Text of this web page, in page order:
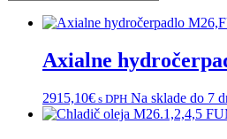
Axialne
2915,10€ s DPH Na sklade do 7